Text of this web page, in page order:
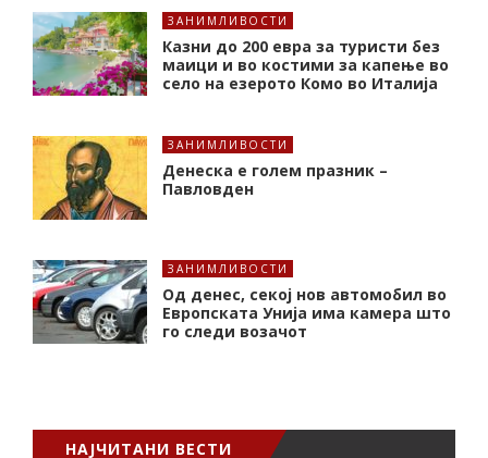
ЗАНИМЛИВОСТИ
Казни до 200 евра за туристи без
маици и во костими за капење во
село на езерото Комо во Италија
ЗАНИМЛИВОСТИ
Денеска е голем празник –
Павловден
ЗАНИМЛИВОСТИ
Од денес, секој нов автомобил во
Европската Унија има камера што
го следи возачот
НАЈЧИТАНИ ВЕСТИ